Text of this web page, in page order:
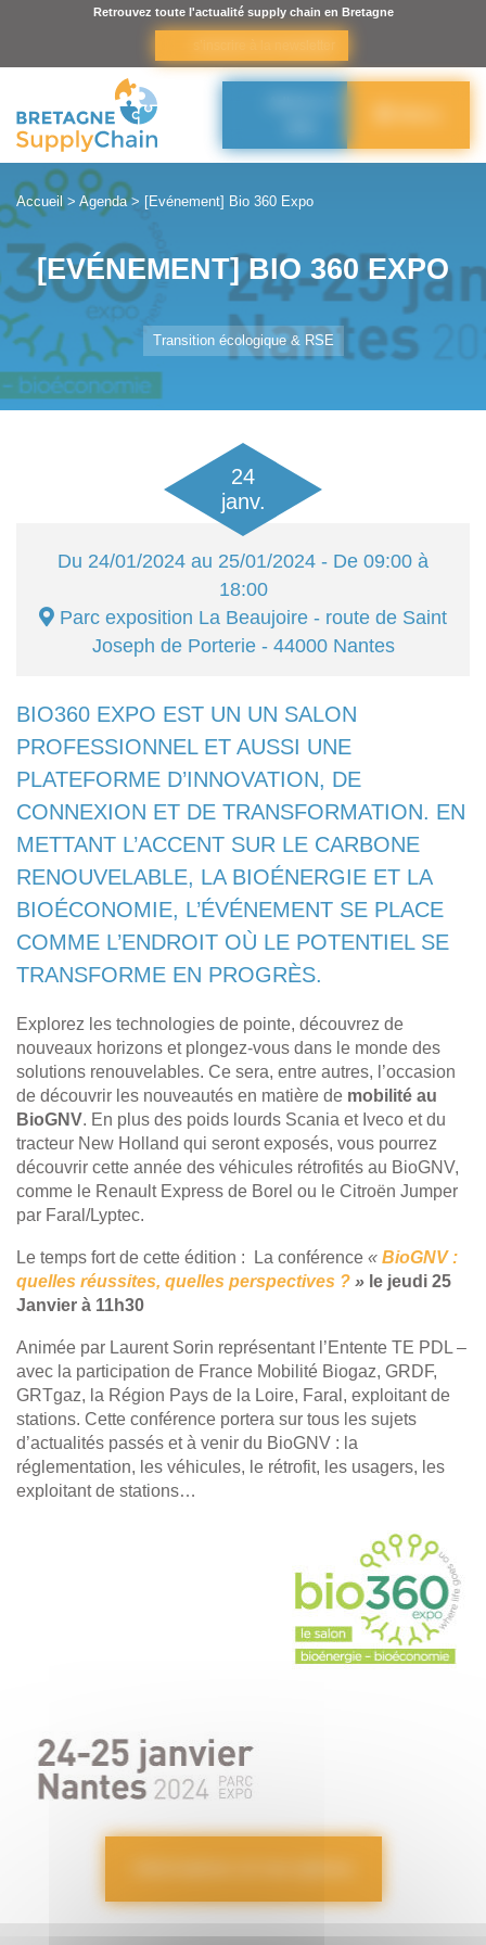
Retrouvez toute l'actualité supply chain en Bretagne
Accueil > Agenda> [Evénement] Bio 360 Expo
[EVÉNEMENT] BIO 360 EXPO
Transition écologique & RSE
24
janv.
Du 24/01/2024 au 25/01/2024 - De 09:00 à
18:00
Parc exposition La Beaujoire - route de Saint
Joseph de Porterie - 44000 Nantes
BIO360 EXPO EST UN UN SALON
PROFESSIONNEL ET AUSSI UNE
PLATEFORME D’INNOVATION, DE
CONNEXION ET DE TRANSFORMATION. EN
METTANT L’ACCENT SUR LE CARBONE
RENOUVELABLE, LA BIOÉNERGIE ET LA
BIOÉCONOMIE, L’ÉVÉNEMENT SE PLACE
COMME L’ENDROIT OÙ LE POTENTIEL SE
TRANSFORME EN PROGRÈS.
Explorez les technologies de pointe, découvrez de
nouveaux horizons et plongez-vous dans le monde des
solutions renouvelables. Ce sera, entre autres, l’occasion
de découvrir les nouveautés en matière de mobilité au
BioGNV. En plus des poids lourds Scania et Iveco et du
tracteur New Holland qui seront exposés, vous pourrez
découvrir cette année des véhicules rétrofités au BioGNV,
comme le Renault Express de Borel ou le Citroën Jumper
par Faral/Lyptec.
Le temps fort de cette édition : La conférence « BioGNV :
quelles réussites, quelles perspectives ? » le jeudi 25
Janvier à 11h30
Animée par Laurent Sorin représentant l’Entente TE PDL –
avec la participation de France Mobilité Biogaz, GRDF,
GRTgaz, la Région Pays de la Loire, Faral, exploitant de
stations. Cette conférence portera sur tous les sujets
d’actualités passés et à venir du BioGNV : la
réglementation, les véhicules, le rétrofit, les usagers, les
exploitant de stations…
Panneau de gestion des cookies